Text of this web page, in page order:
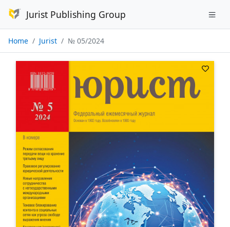
Jurist Publishing Group
Home Jurist № 05/2024